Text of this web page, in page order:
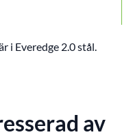
i Everedge 2.0 stål.
av